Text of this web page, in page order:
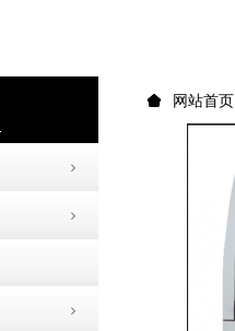
网站首页